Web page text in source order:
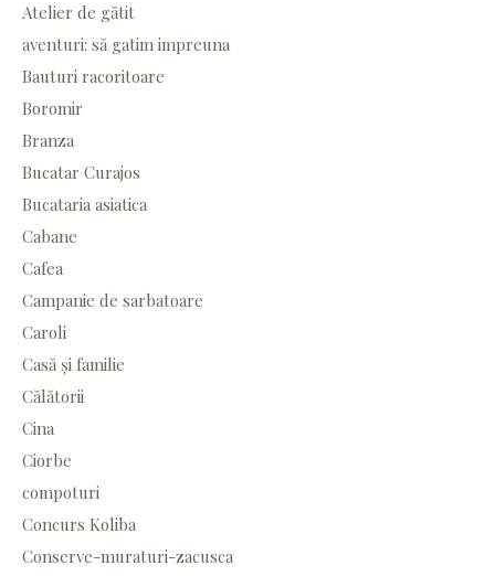
Atelier de gătit
aventuri: să gatim impreuna
Bauturi racoritoare
Boromir
Branza
Bucatar Curajos
Bucataria asiatica
Cabane
Cafea
Campanie de sarbatoare
Caroli
Casă și familie
Călătorii
Cina
Ciorbe
compoturi
Concurs Koliba
Conserve-muraturi-zacusca